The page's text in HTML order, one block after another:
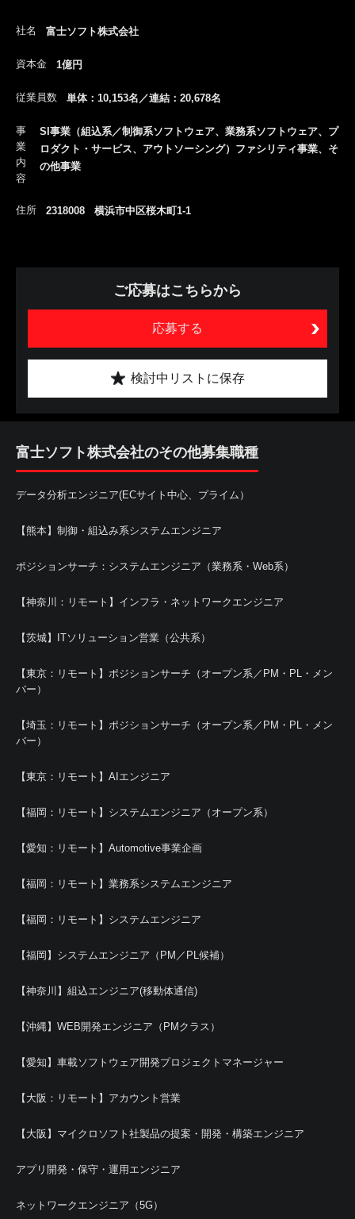
社名 富士ソフト株式会社
資本金 1億円
従業員数 単体：10,153名／連結：20,678名
事
業
内
容
SI事業（組込系／制御系ソフトウェア、業務系ソフトウェア、プ
ロダクト・サービス、アウトソーシング）ファシリティ事業、そ
の他事業
住所 2318008 横浜市中区桜木町1-1
ご応募はこちらから
応募する
検討中リストに保存
富士ソフト株式会社のその他募集職種
データ分析エンジニア(ECサイト中心、プライム）
【熊本】制御・組込み系システムエンジニア
ポジションサーチ：システムエンジニア（業務系・Web系）
【神奈川：リモート】インフラ・ネットワークエンジニア
【茨城】ITソリューション営業（公共系）
【東京：リモート】ポジションサーチ（オープン系／PM・PL・メン
バー）
【埼玉：リモート】ポジションサーチ（オープン系／PM・PL・メン
バー）
【東京：リモート】AIエンジニア
【福岡：リモート】システムエンジニア（オープン系）
【愛知：リモート】Automotive事業企画
【福岡：リモート】業務系システムエンジニア
【福岡：リモート】システムエンジニア
【福岡】システムエンジニア（PM／PL候補）
【神奈川】組込エンジニア(移動体通信)
【沖縄】WEB開発エンジニア（PMクラス）
【愛知】車載ソフトウェア開発プロジェクトマネージャー
【大阪：リモート】アカウント営業
【大阪】マイクロソフト社製品の提案・開発・構築エンジニア
アプリ開発・保守・運用エンジニア
ネットワークエンジニア（5G）